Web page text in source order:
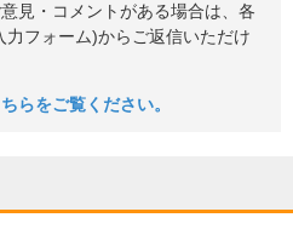
見・コメントがある場合は、各
フォーム)からご返信いただけ
らをご覧ください。